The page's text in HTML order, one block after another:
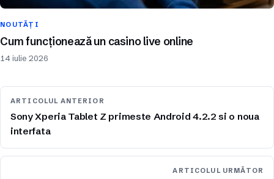
NOUTĂȚI
Cum funcționează un casino live online
14 iulie 2026
ARTICOLUL ANTERIOR
Sony Xperia Tablet Z primeste Android 4.2.2 si o noua
interfata
ARTICOLUL URMĂTOR